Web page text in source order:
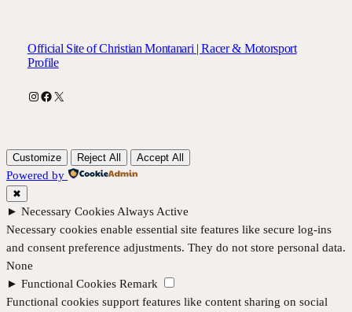
Official Site of Christian Montanari | Racer & Motorsport
Profile
Instagram
Facebook
X
Customize Reject All Accept All
Powered by
✖
► Necessary Cookies Always Active
Necessary cookies enable essential site features like secure log-ins
and consent preference adjustments. They do not store personal data.
None
► Functional Cookies Remark
Functional cookies support features like content sharing on social